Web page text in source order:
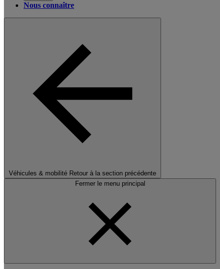
Nous connaître
Véhicules & mobilité Retour à la section précédente
Fermer le menu principal